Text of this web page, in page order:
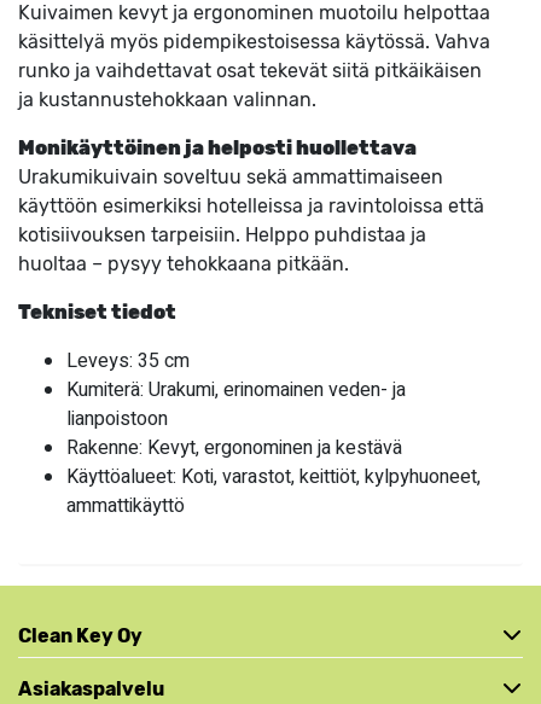
Kuivaimen kevyt ja ergonominen muotoilu helpottaa
käsittelyä myös pidempikestoisessa käytössä. Vahva
runko ja vaihdettavat osat tekevät siitä pitkäikäisen
ja kustannustehokkaan valinnan.
Monikäyttöinen ja helposti huollettava
Urakumikuivain soveltuu sekä ammattimaiseen
käyttöön esimerkiksi hotelleissa ja ravintoloissa että
kotisiivouksen tarpeisiin. Helppo puhdistaa ja
huoltaa – pysyy tehokkaana pitkään.
Tekniset tiedot
Leveys: 35 cm
Kumiterä: Urakumi, erinomainen veden- ja
lianpoistoon
Rakenne: Kevyt, ergonominen ja kestävä
Käyttöalueet: Koti, varastot, keittiöt, kylpyhuoneet,
ammattikäyttö
Clean Key Oy
Asiakaspalvelu